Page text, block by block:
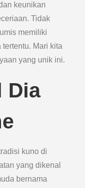
keunikan
Tidak
memiliki
Mari kita
yang unik ini.
Dia
kuno di
yang dikenal
bernama